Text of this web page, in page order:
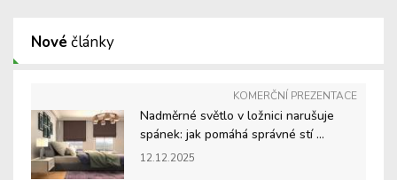
Nové články
KOMERČNÍ PREZENTACE
Nadměrné světlo v ložnici narušuje
spánek: jak pomáhá správné stí ...
12.12.2025